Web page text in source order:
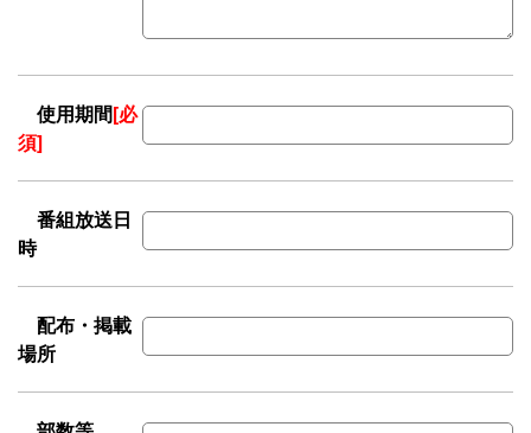
使用期間[必
須]
番組放送日
時
配布・掲載
場所